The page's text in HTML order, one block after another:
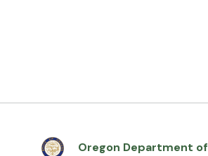
Oregon Department of